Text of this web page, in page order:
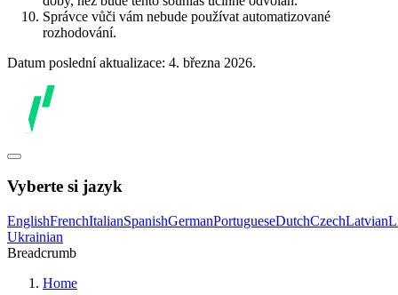
Správce vůči vám nebude používat automatizované
rozhodování.
Datum poslední aktualizace: 4. března 2026.
Vyberte si jazyk
EnglishFrenchItalianSpanishGermanPortugueseDutchCzechLatvian
Ukrainian
Breadcrumb
Home